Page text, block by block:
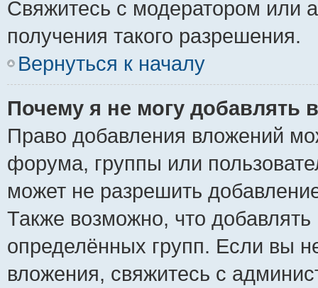
Свяжитесь с модератором или
получения такого разрешения.
Вернуться к началу
Почему я не могу добавлять
Право добавления вложений
форума, группы или
может не разрешить
Также возможно, что
определённых групп. Если вы
вложения, свяжитесь с